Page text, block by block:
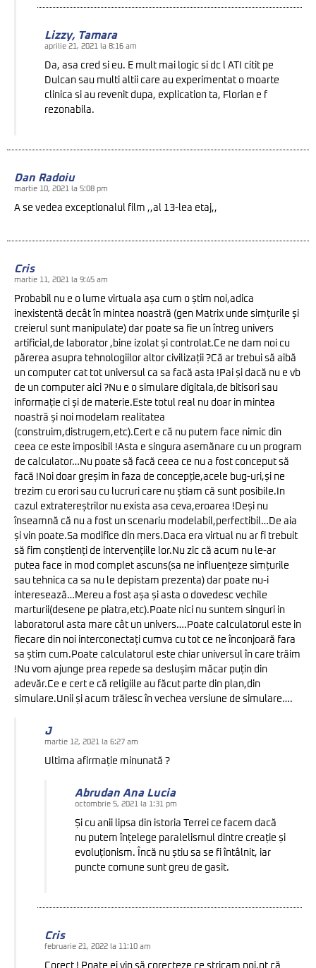
Lizzy, Tamara
aprilie 21, 2021 la 8:16 am
Da, asa cred si eu. E mult mai logic si dc l ATI citit pe
Dulcan sau multi altii care au experimentat o moarte
clinica si au revenit dupa, explication ta, Florian e f
rezonabila.
Dan Radoiu
martie 10, 2021 la 5:08 pm
A se vedea exceptionalul film ,,al 13-lea etaj,,
Cris
martie 11, 2021 la 9:45 am
Probabil nu e o lume virtuala așa cum o știm noi,adica
inexistentă decât în mintea noastră (gen Matrix unde simțurile și
creierul sunt manipulate) dar poate sa fie un întreg univers
artificial,de laborator ,bine izolat și controlat.Ce ne dam noi cu
părerea asupra tehnologiilor altor civilizații ?Că ar trebui să aibă
un computer cat tot universul ca sa facă asta !Pai și dacă nu e vb
de un computer aici ?Nu e o simulare digitala,de bitisori sau
informație ci și de materie.Este totul real nu doar in mintea
noastră și noi modelam realitatea
(construim,distrugem,etc).Cert e că nu putem face nimic din
ceea ce este imposibil !Asta e singura asemănare cu un program
de calculator…Nu poate să facă ceea ce nu a fost conceput să
facă !Noi doar greșim in faza de concepție,acele bug-uri,și ne
trezim cu erori sau cu lucruri care nu știam că sunt posibile.In
cazul extratereștrilor nu exista asa ceva,eroarea !Deși nu
înseamnă că nu a fost un scenariu modelabil,perfectibil…De aia
și vin poate.Sa modifice din mers.Daca era virtual nu ar fi trebuit
să fim conștienți de intervențiile lor.Nu zic că acum nu le-ar
putea face in mod complet ascuns(sa ne influențeze simțurile
sau tehnica ca sa nu le depistam prezenta) dar poate nu-i
interesează…Mereu a fost așa și asta o dovedesc vechile
marturii(desene pe piatra,etc).Poate nici nu suntem singuri in
laboratorul asta mare cât un univers….Poate calculatorul este in
fiecare din noi interconectați cumva cu tot ce ne înconjoară fara
sa știm cum.Poate calculatorul este chiar universul în care trăim
!Nu vom ajunge prea repede sa deslușim măcar puțin din
adevăr.Ce e cert e că religiile au făcut parte din plan,din
simulare.Unii și acum trăiesc în vechea versiune de simulare….
J
martie 12, 2021 la 6:27 am
Ultima afirmație minunată ?
Abrudan Ana Lucia
octombrie 5, 2021 la 1:31 pm
Și cu anii lipsa din istoria Terrei ce facem dacă
nu putem înțelege paralelismul dintre creație și
evoluționism. Încă nu știu sa se fi întâlnit, iar
puncte comune sunt greu de gasit.
Cris
februarie 21, 2022 la 11:10 am